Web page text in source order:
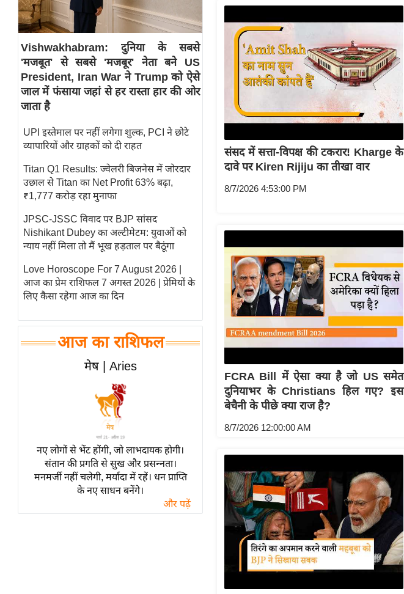
समसामयिक
मातृभूमि
स्तंभ
एम.
आर.
समीक्षा
ज्योतिष
प्रभु
धर्मस्थल
व्रत
राशिफल
विशेष
Vishwakhabram: दुनिया के सबसे
'मजबूत' से सबसे 'मजबूर' नेता बने US
President, Iran War ने Trump को ऐसे
जाल में फंसाया जहां से हर रास्ता हार की ओर
जाता है
UPI इस्तेमाल पर नहीं लगेगा शुल्क, PCI ने छोटे
व्यापारियों और ग्राहकों को दी राहत
Titan Q1 Results: ज्वेलरी बिजनेस में जोरदार
उछाल से Titan का Net Profit 63% बढ़ा,
₹1,777 करोड़ रहा मुनाफा
JPSC-JSSC विवाद पर BJP सांसद
Nishikant Dubey का अल्टीमेटम: युवाओं को
न्याय नहीं मिला तो मैं भूख हड़ताल पर बैठूंगा
Love Horoscope For 7 August 2026 |
आज का प्रेम राशिफल 7 अगस्त 2026 | प्रेमियों के
लिए कैसा रहेगा आज का दिन
आज का राशिफल
मेष | Aries
नए लोगों से भेंट होंगी, जो लाभदायक होगी।
संतान की प्रगति से सुख और प्रसन्नता।
मनमर्जी नहीं चलेगी, मर्यादा में रहें। धन प्राप्ति
के नए साधन बनेंगे।
और पढ़ें
संसद में सत्ता-विपक्ष की टकरार! Kharge के
दावे पर Kiren Rijiju का तीखा वार
8/7/2026 4:53:00 PM
FCRA Bill में ऐसा क्या है जो US समेत
दुनियाभर के Christians हिल गए? इस
बेचैनी के पीछे क्या राज है?
8/7/2026 12:00:00 AM